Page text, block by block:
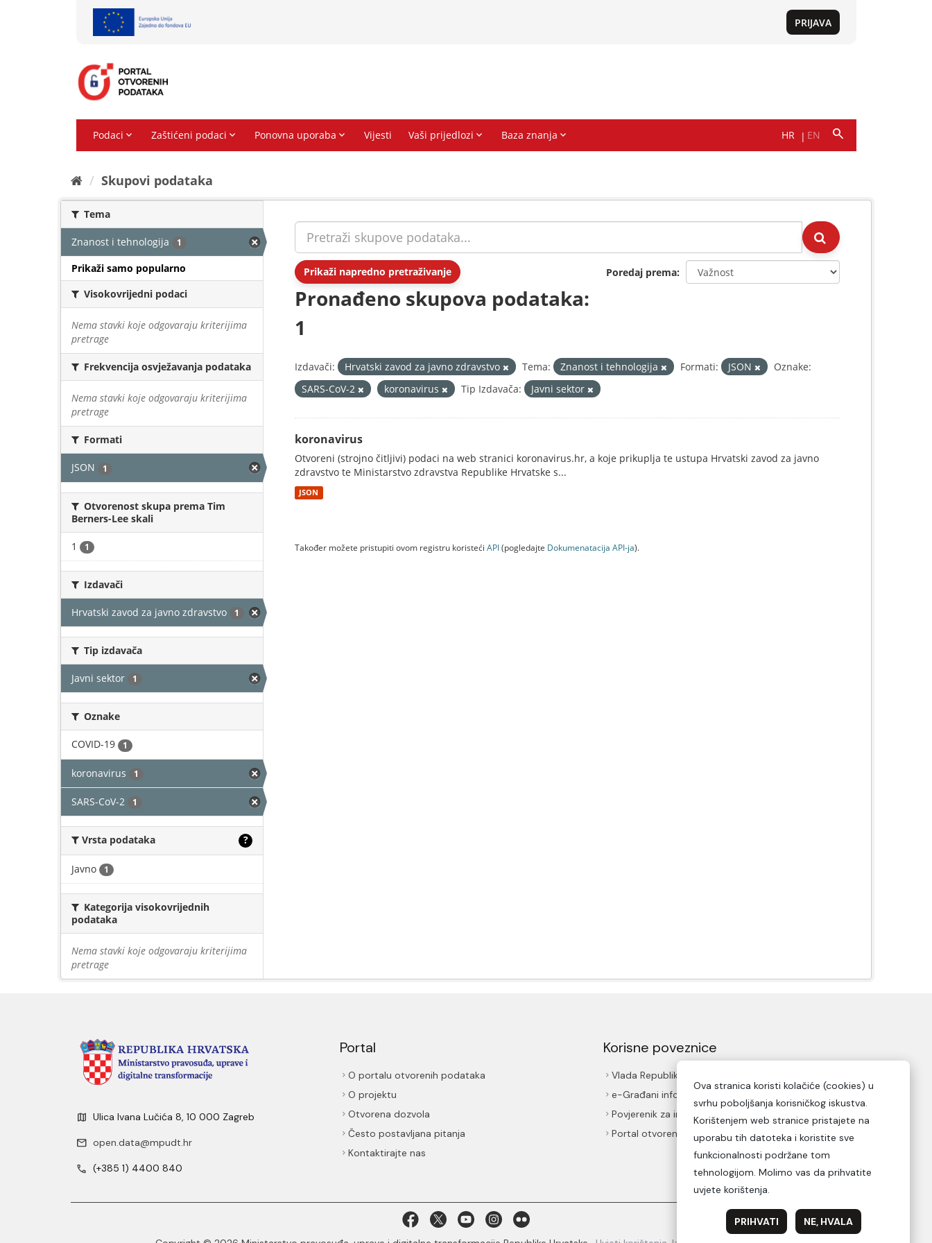
Skupovi podаtаkа
Tema
Znanost i tehnologija 1
Prikaži samo popularno
Visokovrijedni podaci
Nema stavki koje odgovaraju kriterijima
pretrage
Frekvencija osvježavanja podataka
Nema stavki koje odgovaraju kriterijima
pretrage
Formati
JSON 1
Otvorenost skupa prema Tim
Berners-Lee skali
1 1
Izdavači
Hrvatski zavod za javno zdravstvo 1
Tip izdavača
Javni sektor 1
Oznake
COVID-19 1
koronavirus 1
SARS-CoV-2 1
Vrsta podataka ?
Javno 1
Kategorija visokovrijednih
podataka
Nema stavki koje odgovaraju kriterijima
pretrage
Prikaži napredno pretraživanje Poredaj prema
Pronađeno skupova podataka:
1
Izdavači: Hrvatski zavod za javno zdravstvo Tema: Znanost i tehnologija Formati: JSON
Oznake:
SARS-CoV-2
koronavirus Tip Izdavača: Javni sektor
koronavirus
Otvoreni (strojno čitljivi) podaci na web stranici koronavirus.hr, a koje prikuplja te ustupa Hrvatski zavod za javno
zdravstvo te Ministarstvo zdravstva Republike Hrvatske s...
JSON
Također možete pristupiti ovom registru koristeći API(pogledajte Dokumenаtаcijа API-jа).